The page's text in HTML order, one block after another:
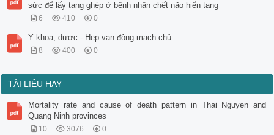
sức để lấy tạng ghép ở bệnh nhân chết não hiến tạng
6 410 0
Y khoa, dược - Hẹp van động mạch chủ
8 400 0
TÀI LIỆU HAY
Mortality rate and cause of death pattern in Thai Nguyen and
Quang Ninh provinces
10 3076 0